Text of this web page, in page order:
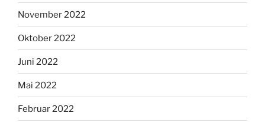
November 2022
Oktober 2022
Juni 2022
Mai 2022
Februar 2022